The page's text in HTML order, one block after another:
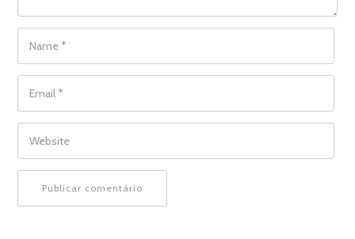
NAME
EMAIL
WEBSITE